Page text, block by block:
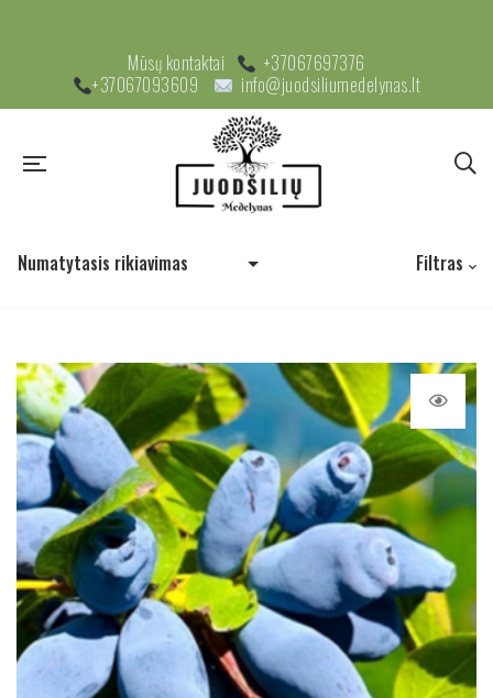
Mūsų kontaktai
+37067697376
+37067093609
info@juodsiliumedelynas.lt
Filtras